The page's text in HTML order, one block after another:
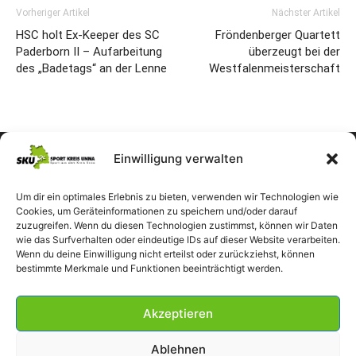
Einwilligung verwalten
Um dir ein optimales Erlebnis zu bieten, verwenden wir Technologien wie
Cookies, um Geräteinformationen zu speichern und/oder darauf
zuzugreifen. Wenn du diesen Technologien zustimmst, können wir Daten
wie das Surfverhalten oder eindeutige IDs auf dieser Website verarbeiten.
Wenn du deine Einwilligung nicht erteilst oder zurückziehst, können
bestimmte Merkmale und Funktionen beeinträchtigt werden.
Akzeptieren
Ablehnen
Vorheriger Artikel
HSC holt Ex-Keeper des SC
Paderborn II – Aufarbeitung
des „Badetags“ an der Lenne
Nächster Artikel
Fröndenberger Quartett
überzeugt bei der
Westfalenmeisterschaft